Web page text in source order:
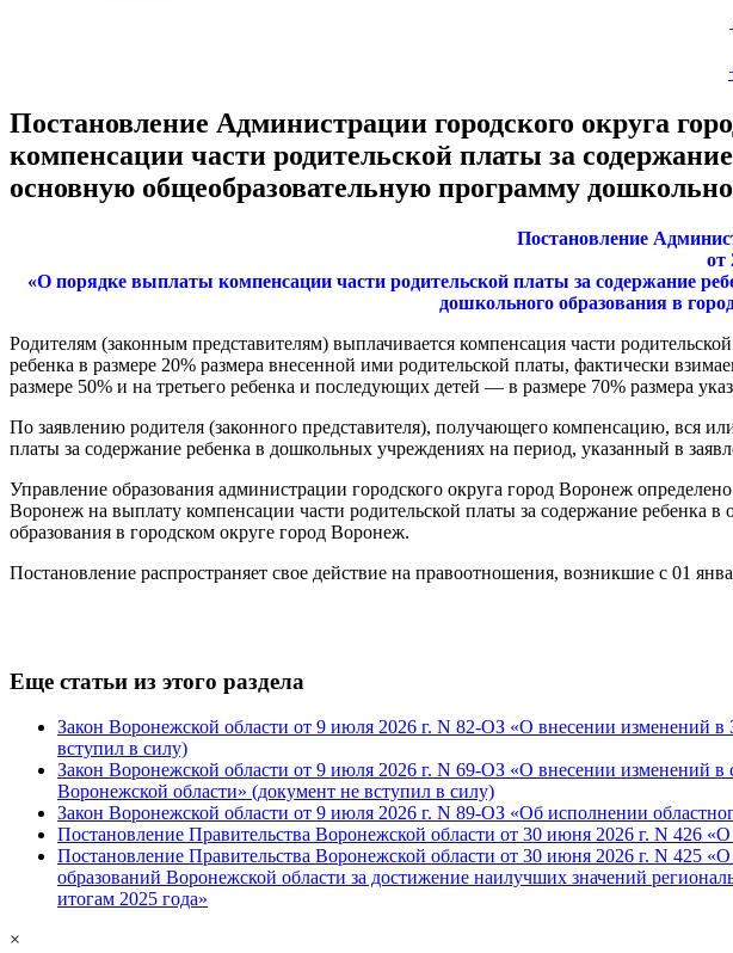
Постановление Администрации городского округа
компенсации части родительской платы за
основную общеобразовательную программу
Постановление
от
«О порядке выплаты компенсации части родительской платы за содержание
дошкольного образования в
Родителям (законным представителям) выплачивается компенсация части
ребенка в размере 20% размера внесенной ими родительской платы, фактически
размере 50% и на третьего ребенка и последующих детей — в размере 70% размера
По заявлению родителя (законного представителя), получающего компенсацию, вся
платы за содержание ребенка в дошкольных учреждениях на период, указанный в
Управление образования администрации городского округа город Воронеж
Воронеж на выплату компенсации части родительской платы за содержание ребенка
образования в городском округе город Воронеж.
Постановление распространяет свое действие на правоотношения, возникшие с 01
Еще статьи из этого раздела
Закон Воронежской области от 9 июля 2026 г. N 82-ОЗ «О внесении изменений
вступил в силу)
Закон Воронежской области от 9 июля 2026 г. N 69-ОЗ «О внесении изменений
Воронежской области» (документ не вступил в силу)
Закон Воронежской области от 9 июля 2026 г. N 89-ОЗ «Об исполнении
Постановление Правительства Воронежской области от 30 июня 2026 г. N 426
Постановление Правительства Воронежской области от 30 июня 2026 г. N
образований Воронежской области за достижение наилучших значений
итогам 2025 года»
×